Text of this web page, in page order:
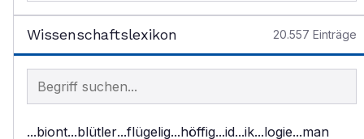
Wissenschaftslexikon 20.557 Einträge
Begriff im Lexikon suchen
...biont...blütler...flügelig...höffig...id...ik...logie...man